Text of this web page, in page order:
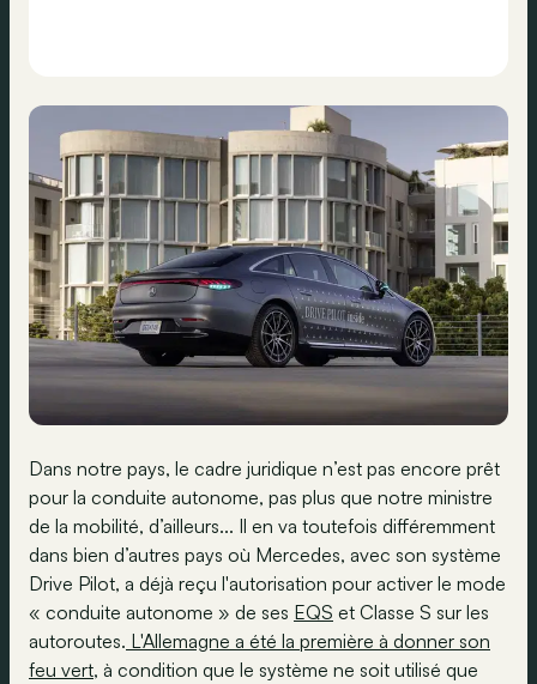
Dans notre pays, le cadre juridique n’est pas encore prêt
pour la conduite autonome, pas plus que notre ministre
de la mobilité, d’ailleurs... Il en va toutefois différemment
dans bien d’autres pays où Mercedes, avec son système
Drive Pilot, a déjà reçu l'autorisation pour activer le mode
« conduite autonome » de ses EQS et Classe S sur les
autoroutes. L'Allemagne a été la première à donner son
feu vert, à condition que le système ne soit utilisé que